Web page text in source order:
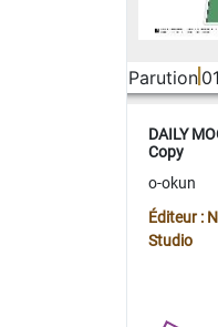
Parution
DAILY
Copy
o-okun
Éditeur :
Studio